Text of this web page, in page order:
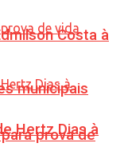
municipais
prova de
Costa à
Hertz Dias à